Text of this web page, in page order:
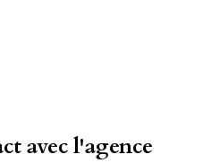
avec l'agence